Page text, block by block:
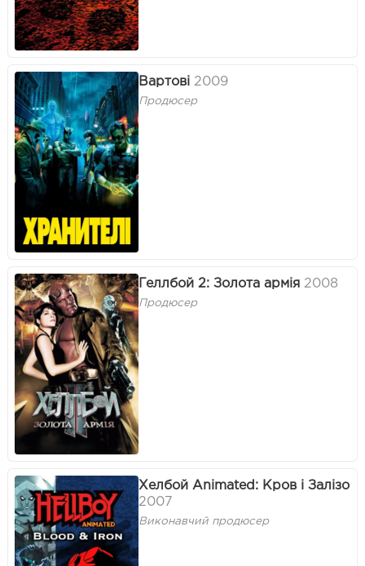
Вартові 2009
Продюсер
Геллбой 2: Золота армія 2008
Продюсер
Хелбой Animated: Кров і Залізо
2007
Виконавчий продюсер